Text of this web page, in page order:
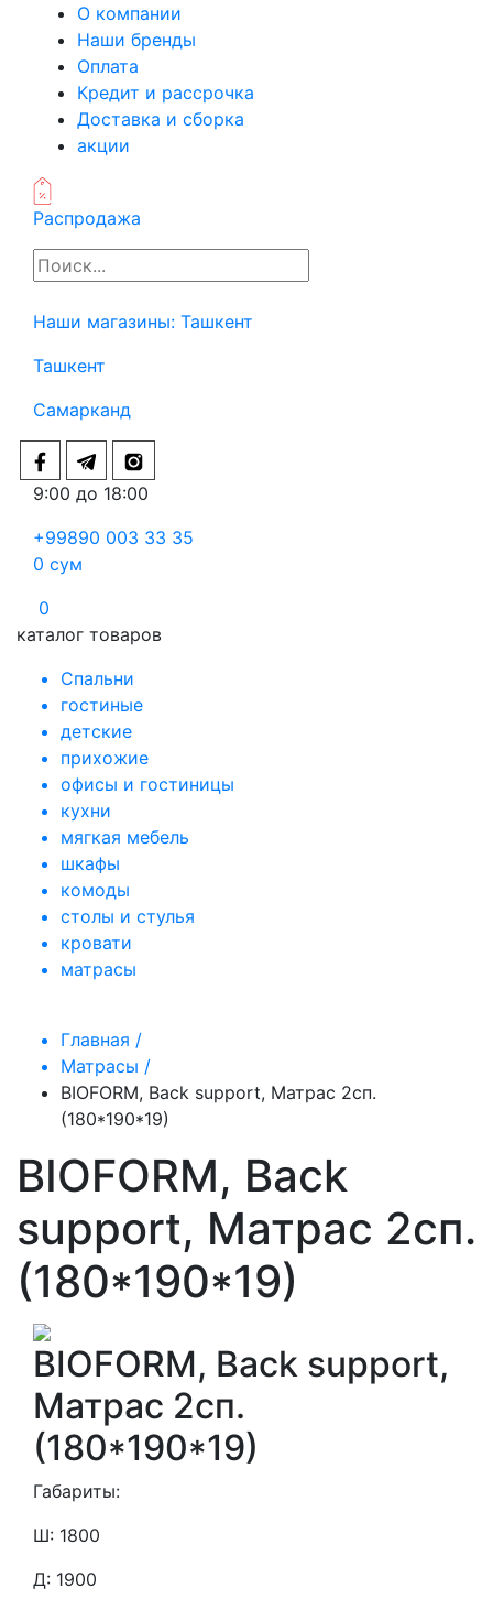
О компании
Наши бренды
Оплата
Кредит и рассрочка
Доставка и сборка
акции
Распродажа
Наши магазины: Ташкент
Ташкент
Самарканд
9:00 до 18:00
+99890 003 33 35
0 сум
0
каталог товаров
Спальни
гостиные
детские
прихожие
офисы и гостиницы
кухни
мягкая мебель
шкафы
комоды
столы и стулья
кровати
матрасы
Главная /
Матрасы /
BIOFORM, Back support, Матрас 2сп.
(180*190*19)
BIOFORM, Back
support, Матрас 2сп.
(180*190*19)
BIOFORM, Back support,
Матрас 2сп.
(180*190*19)
Габариты:
Ш: 1800
Д: 1900